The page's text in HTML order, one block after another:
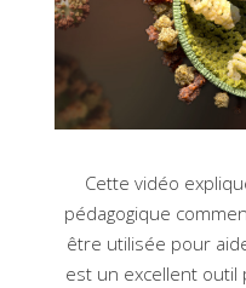
Cette vidéo
pédagogique
être utilisée pour
est un excellent outil